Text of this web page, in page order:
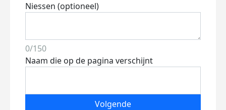
Niessen (optioneel)
0/150
Naam die op de pagina verschijnt
Volgende